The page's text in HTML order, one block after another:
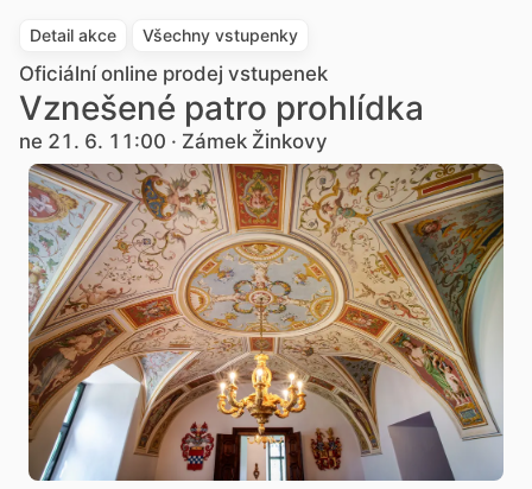
Detail akce Všechny vstupenky
Oficiální online prodej vstupenek
Vznešené patro prohlídka
ne 21. 6. 11:00 · Zámek Žinkovy